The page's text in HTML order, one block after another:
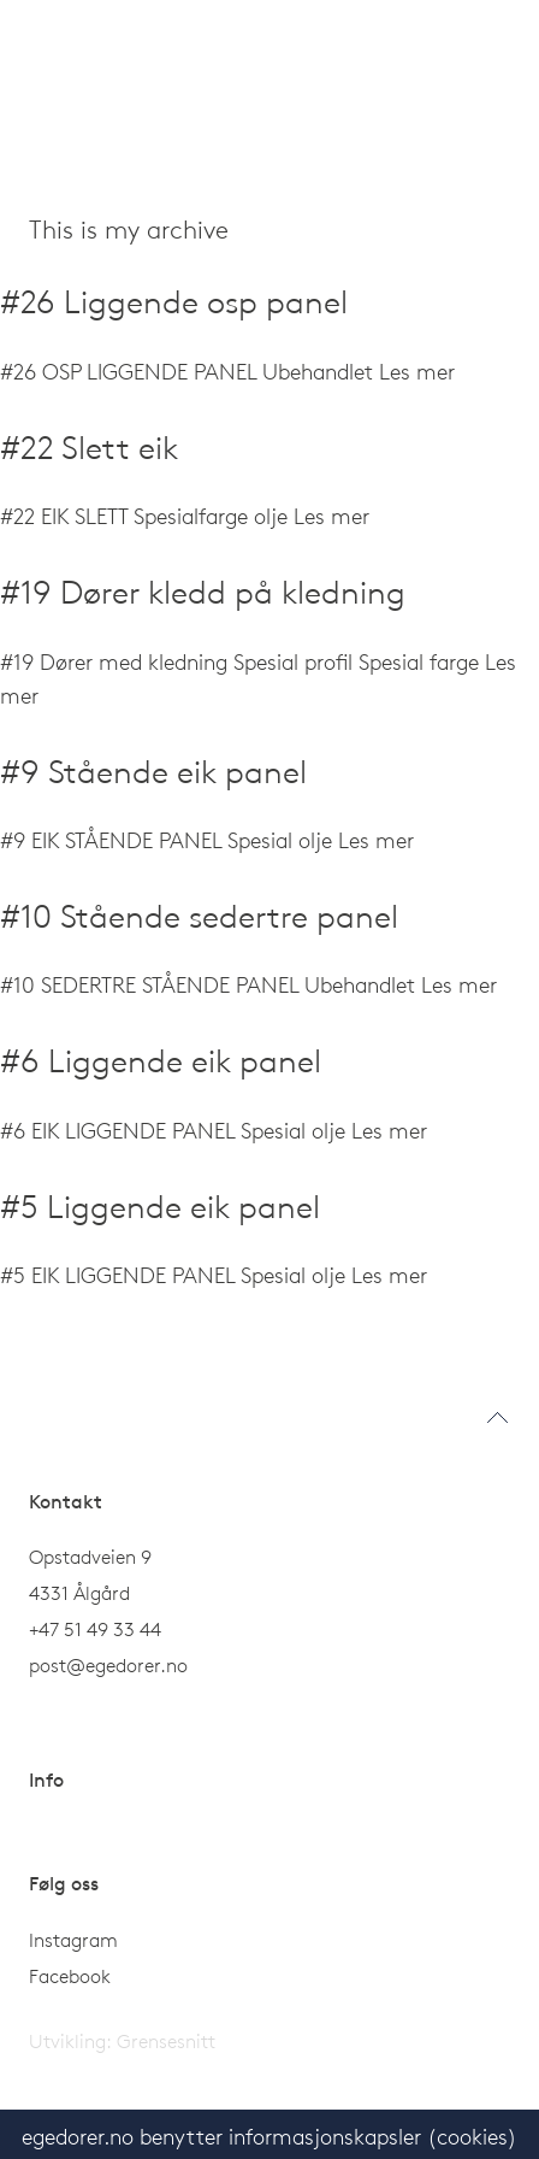
This is my archive
#26 Liggende osp panel
#26 OSP LIGGENDE PANEL Ubehandlet Les mer
#22 Slett eik
#22 EIK SLETT Spesialfarge olje Les mer
#19 Dører kledd på kledning
#19 Dører med kledning Spesial profil Spesial farge Les
mer
#9 Stående eik panel
#9 EIK STÅENDE PANEL Spesial olje Les mer
#10 Stående sedertre panel
#10 SEDERTRE STÅENDE PANEL Ubehandlet Les mer
#6 Liggende eik panel
#6 EIK LIGGENDE PANEL Spesial olje Les mer
#5 Liggende eik panel
#5 EIK LIGGENDE PANEL Spesial olje Les mer
Kontakt
Opstadveien 9
4331 Ålgård
+47 51 49 33 44
post@egedorer.no
Info
Følg oss
Instagram
Facebook
Utvikling: Grensesnitt
egedorer.no benytter informasjonskapsler (cookies)